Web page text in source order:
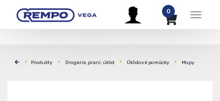
Menu
0
Produkty Drogerie, praní, úklid Úklidové pomůcky Mopy